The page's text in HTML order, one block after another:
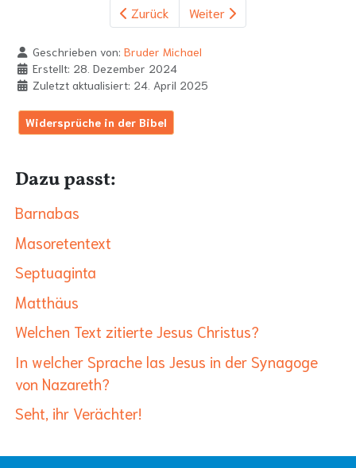
Zurück Weiter
Geschrieben von: Bruder Michael
Erstellt: 28. Dezember 2024
Zuletzt aktualisiert: 24. April 2025
Widersprüche in der Bibel
Dazu passt:
Barnabas
Masoretentext
Septuaginta
Matthäus
Welchen Text zitierte Jesus Christus?
In welcher Sprache las Jesus in der Synagoge
von Nazareth?
Seht, ihr Verächter!